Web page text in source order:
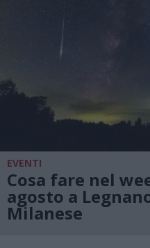
EVENTI
Cosa fare nel
agosto a
Milanese